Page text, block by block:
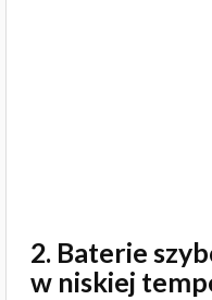
2. Baterie
w niskiej